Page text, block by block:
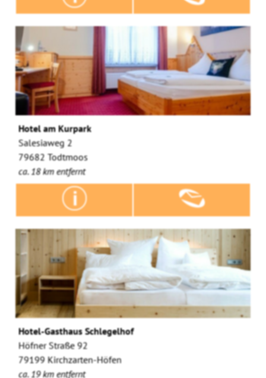
Hotel am Kurpark
Salesiaweg 2
79682 Todtmoos
ca. 18 km entfernt
Hotel-Gasthaus Schlegelhof
Höfner Straße 92
79199 Kirchzarten-Höfen
ca. 19 km entfernt